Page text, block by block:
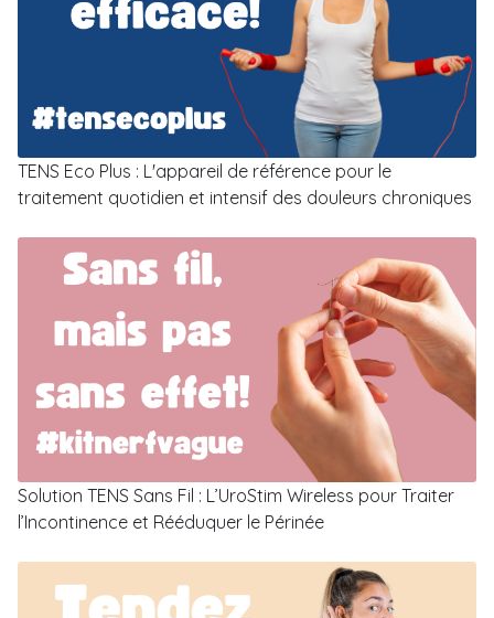
TENS Eco Plus : L'appareil de référence pour le
traitement quotidien et intensif des douleurs chroniques
Solution TENS Sans Fil : L’UroStim Wireless pour Traiter
l’Incontinence et Rééduquer le Périnée